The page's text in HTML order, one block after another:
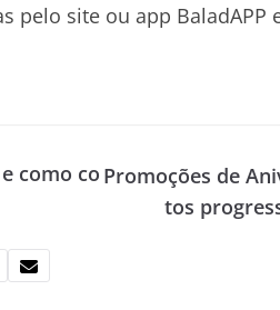
pelo site ou app BaladAPP
como co Promoções de
tos